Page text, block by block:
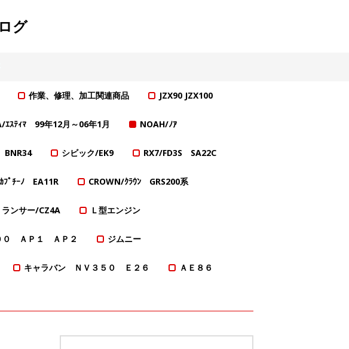
グ
作業、修理、加工関連商品 JZX90 JZX100
ｴｽﾃｨﾏ 99年12月～06年1月 NOAH/ﾉｱ
BNR34 シビック/EK9 RX7/FD3S SA22C
ﾌﾟﾁｰﾉ EA11R CROWN/ｸﾗｳﾝ GRS200系
ランサー/CZ4A Ｌ型エンジン
０ ＡＰ１ ＡＰ２ ジムニー
キャラバン ＮＶ３５０ Ｅ２６ ＡＥ８６